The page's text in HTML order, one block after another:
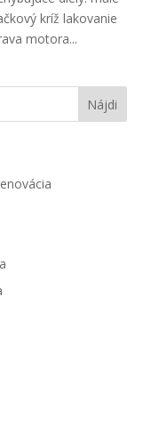
kríž lakovanie
motora...